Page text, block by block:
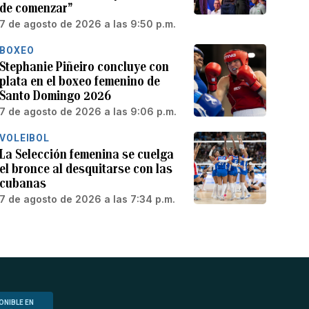
de comenzar”
7 de agosto de 2026 a las 9:50 p.m.
BOXEO
Stephanie Piñeiro concluye con
plata en el boxeo femenino de
Santo Domingo 2026
7 de agosto de 2026 a las 9:06 p.m.
VOLEIBOL
La Selección femenina se cuelga
el bronce al desquitarse con las
cubanas
7 de agosto de 2026 a las 7:34 p.m.
EN